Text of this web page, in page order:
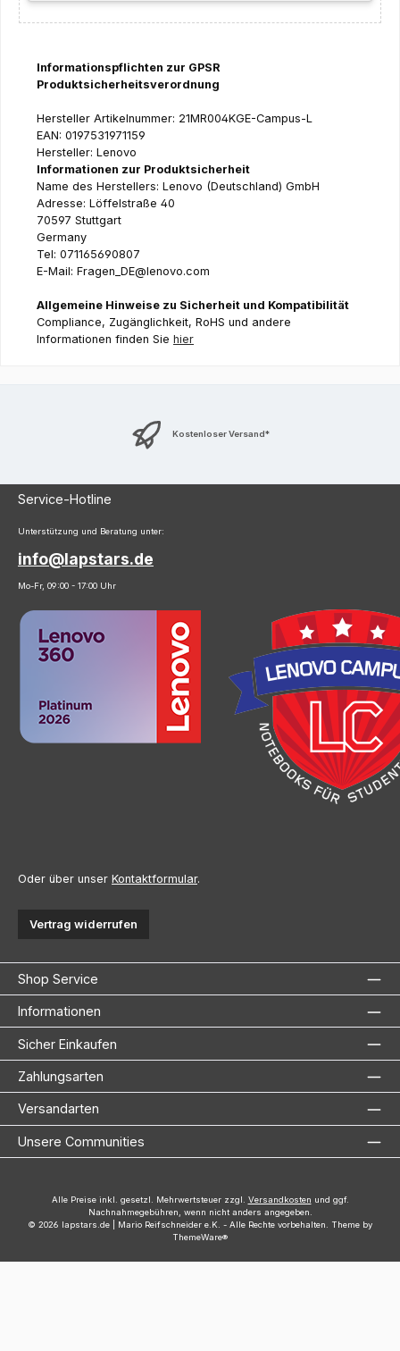
Informationspflichten zur GPSR
Produktsicherheitsverordnung
Hersteller Artikelnummer: 21MR004KGE-Campus-L
EAN: 0197531971159
Hersteller: Lenovo
Informationen zur Produktsicherheit
Name des Herstellers: Lenovo (Deutschland) GmbH
Adresse: Löffelstraße 40
70597 Stuttgart
Germany
Tel: 071165690807
E-Mail: Fragen_DE@lenovo.com
Allgemeine Hinweise zu Sicherheit und Kompatibilität
Compliance, Zugänglichkeit, RoHS und andere
Informationen finden Sie hier
Kostenloser Versand*
Service-Hotline
Unterstützung und Beratung unter:
info@lapstars.de
Mo-Fr, 09:00 - 17:00 Uhr
Oder über unser Kontaktformular.
Vertrag widerrufen
Shop Service
Informationen
Sicher Einkaufen
Zahlungsarten
Versandarten
Unsere Communities
Alle Preise inkl. gesetzl. Mehrwertsteuer zzgl. Versandkosten und ggf.
Nachnahmegebühren, wenn nicht anders angegeben.
© 2026 lapstars.de | Mario Reifschneider e.K. - Alle Rechte vorbehalten. Theme by
ThemeWare®